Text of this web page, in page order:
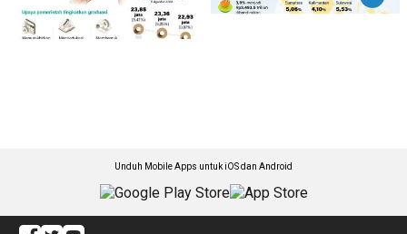
Unduh Mobile Apps untuk iOS dan Android